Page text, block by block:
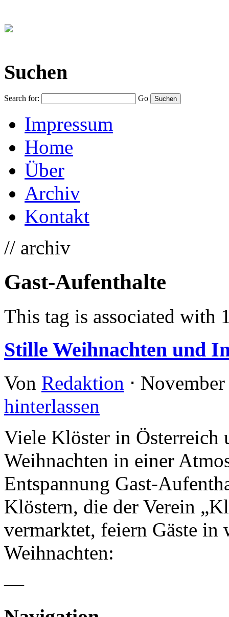
Suchen
Search for: Go
Impressum
Home
Über
Archiv
Kontakt
// archiv
Gast-Aufenthalte
This tag is associated with
Stille Weihnachten und
Von Redaktion ⋅
hinterlassen
Viele Klöster in Österreich
Weihnachten in einer
Entspannung Gast-
Klöstern, die der Verein
vermarktet, feiern Gäste in
Weihnachten:
—